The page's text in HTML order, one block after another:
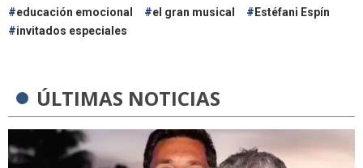
educación emocional el gran musical
Estéfani Espín
invitados especiales
ÚLTIMAS NOTICIAS